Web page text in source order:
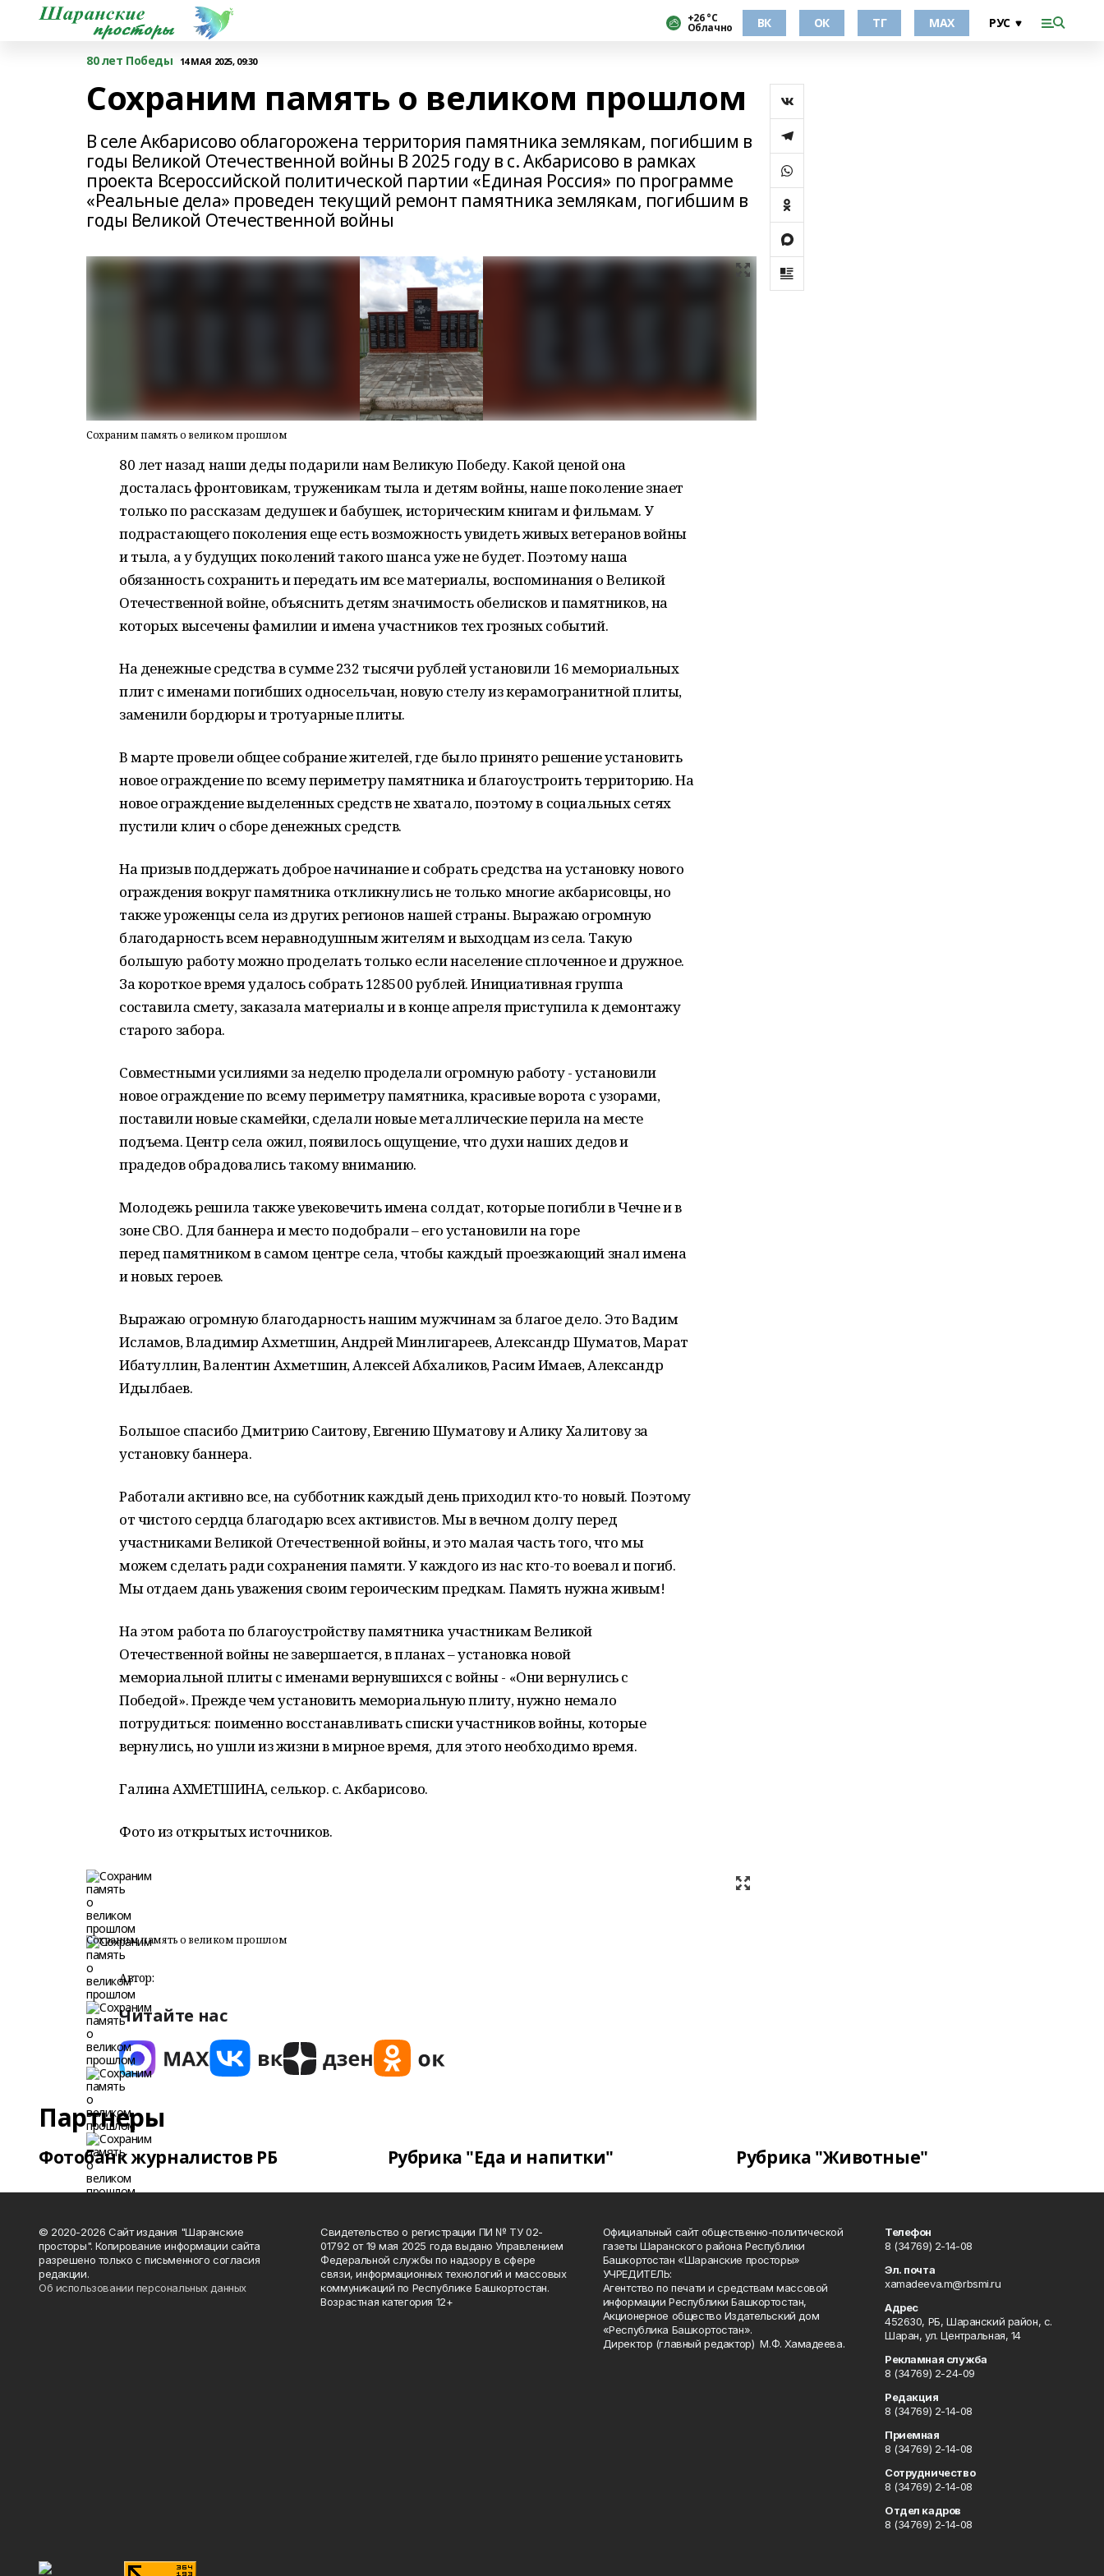
+26 °С
Облачно ВК ОК ТГ МАХ
80 лет Победы 14 МАЯ 2025, 09:30
Сохраним память о великом прошлом
В селе Акбарисово облагорожена территория памятника землякам, погибшим в
годы Великой Отечественной войны В 2025 году в с. Акбарисово в рамках
проекта Всероссийской политической партии «Единая Россия» по программе
«Реальные дела» проведен текущий ремонт памятника землякам, погибшим в
годы Великой Отечественной войны
Сохраним память о великом прошлом
80 лет назад наши деды подарили нам Великую Победу. Какой ценой она
досталась фронтовикам, труженикам тыла и детям войны, наше поколение знает
только по рассказам дедушек и бабушек, историческим книгам и фильмам. У
подрастающего поколения еще есть возможность увидеть живых ветеранов войны
и тыла, а у будущих поколений такого шанса уже не будет. Поэтому наша
обязанность сохранить и передать им все материалы, воспоминания о Великой
Отечественной войне, объяснить детям значимость обелисков и памятников, на
которых высечены фамилии и имена участников тех грозных событий.
На денежные средства в сумме 232 тысячи рублей установили 16 мемориальных
плит с именами погибших односельчан, новую стелу из керамогранитной плиты,
заменили бордюры и тротуарные плиты.
В марте провели общее собрание жителей, где было принято решение установить
новое ограждение по всему периметру памятника и благоустроить территорию. На
новое ограждение выделенных средств не хватало, поэтому в социальных сетях
пустили клич о сборе денежных средств.
На призыв поддержать доброе начинание и собрать средства на установку нового
ограждения вокруг памятника откликнулись не только многие акбарисовцы, но
также уроженцы села из других регионов нашей страны. Выражаю огромную
благодарность всем неравнодушным жителям и выходцам из села. Такую
большую работу можно проделать только если население сплоченное и дружное.
За короткое время удалось собрать 128500 рублей. Инициативная группа
составила смету, заказала материалы и в конце апреля приступила к демонтажу
старого забора.
Совместными усилиями за неделю проделали огромную работу - установили
новое ограждение по всему периметру памятника, красивые ворота с узорами,
поставили новые скамейки, сделали новые металлические перила на месте
подъема. Центр села ожил, появилось ощущение, что духи наших дедов и
прадедов обрадовались такому вниманию.
Молодежь решила также увековечить имена солдат, которые погибли в Чечне и в
зоне СВО. Для баннера и место подобрали – его установили на горе
перед памятником в самом центре села, чтобы каждый проезжающий знал имена
и новых героев.
Выражаю огромную благодарность нашим мужчинам за благое дело. Это Вадим
Исламов, Владимир Ахметшин, Андрей Минлигареев, Александр Шуматов, Марат
Ибатуллин, Валентин Ахметшин, Алексей Абхаликов, Расим Имаев, Александр
Идылбаев.
Большое спасибо Дмитрию Саитову, Евгению Шуматову и Алику Халитову за
установку баннера.
Работали активно все, на субботник каждый день приходил кто-то новый. Поэтому
от чистого сердца благодарю всех активистов. Мы в вечном долгу перед
участниками Великой Отечественной войны, и это малая часть того, что мы
можем сделать ради сохранения памяти. У каждого из нас кто-то воевал и погиб.
Мы отдаем дань уважения своим героическим предкам. Память нужна живым!
На этом работа по благоустройству памятника участникам Великой
Отечественной войны не завершается, в планах – установка новой
мемориальной плиты с именами вернувшихся с войны - «Они вернулись с
Победой». Прежде чем установить мемориальную плиту, нужно немало
потрудиться: поименно восстанавливать списки участников войны, которые
вернулись, но ушли из жизни в мирное время, для этого необходимо время.
Галина АХМЕТШИНА, селькор. с. Акбарисово.
Фото из открытых источников.
Сохраним память о великом прошлом
Автор:
Читайте нас
Партнеры
Фотобанк журналистов РБ Рубрика "Еда и напитки" Рубрика "Животные"
© 2020-2026 Сайт издания "Шаранские
просторы". Копирование информации сайта
разрешено только с письменного согласия
редакции.
Об использовании персональных данных
Свидетельство о регистрации ПИ № ТУ 02-
01792 от 19 мая 2025 года выдано Управлением
Федеральной службы по надзору в сфере
связи, информационных технологий и массовых
коммуникаций по Республике Башкортостан.
Возрастная категория 12+
Официальный сайт общественно-политической
газеты Шаранского района Республики
Башкортостан «Шаранские просторы»
УЧРЕДИТЕЛЬ:
Агентство по печати и средствам массовой
информации Республики Башкортостан,
Акционерное общество Издательский дом
«Республика Башкортостан».
Директор (главный редактор) М.Ф. Хамадеева.
Телефон
8 (34769) 2-14-08
Эл. почта
xamadeeva.m@rbsmi.ru
Адрес
452630, РБ, Шаранский район, с.
Шаран, ул. Центральная, 14
Рекламная служба
8 (34769) 2-24-09
Редакция
8 (34769) 2-14-08
Приемная
8 (34769) 2-14-08
Сотрудничество
8 (34769) 2-14-08
Отдел кадров
8 (34769) 2-14-08